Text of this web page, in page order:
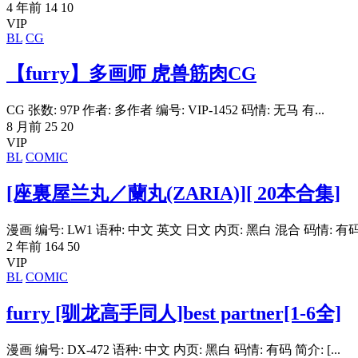
4 年前 14 10
VIP
BL CG
【furry】多画师 虎兽筋肉CG
CG 张数: 97P 作者: 多作者 编号: VIP-1452 码情: 无马 有...
8 月前 25 20
VIP
BL COMIC
[座裏屋兰丸／蘭丸(ZARIA)][ 20本合集]
漫画 编号: LW1 语种: 中文 英文 日文 内页: 黑白 混合 码情: 有
2 年前 164 50
VIP
BL COMIC
furry [驯龙高手同人]best partner[1-6全]
漫画 编号: DX-472 语种: 中文 内页: 黑白 码情: 有码 简介: [...